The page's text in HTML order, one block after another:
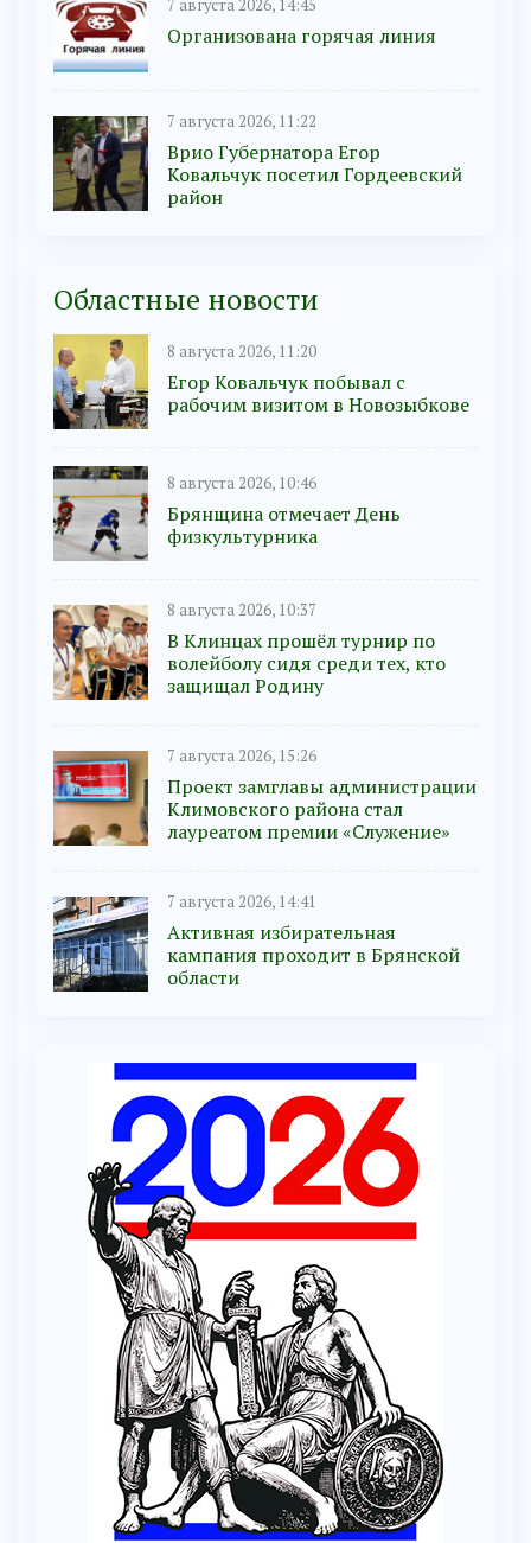
7 августа 2026, 14:45
Организована горячая линия
7 августа 2026, 11:22
Врио Губернатора Егор
Ковальчук посетил Гордеевский
район
Областные новости
8 августа 2026, 11:20
Егор Ковальчук побывал с
рабочим визитом в Новозыбкове
8 августа 2026, 10:46
Брянщина отмечает День
физкультурника
8 августа 2026, 10:37
В Клинцах прошёл турнир по
волейболу сидя среди тех, кто
защищал Родину
7 августа 2026, 15:26
Проект замглавы администрации
Климовского района стал
лауреатом премии «Служение»
7 августа 2026, 14:41
Активная избирательная
кампания проходит в Брянской
области